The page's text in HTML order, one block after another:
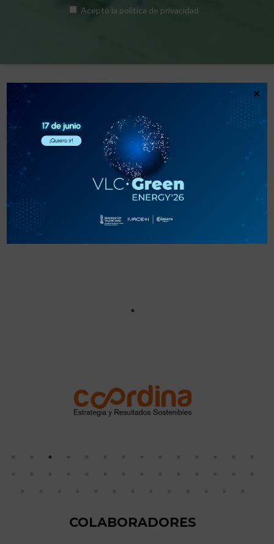
Acepto la política de privacidad
PROVEEDORES
COLABORADORES
×